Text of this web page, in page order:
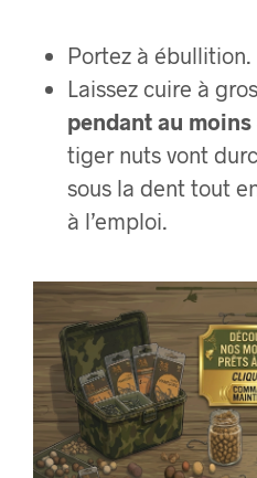
Portez à ébullition.
Laissez cuire à
pendant au
tiger nuts vont
sous la dent tout
à l’emploi.